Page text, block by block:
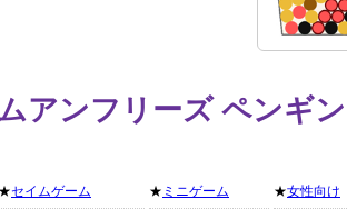
アンフリーズ ペンギ
★セイムゲーム ★ ミニゲーム ★女性向け